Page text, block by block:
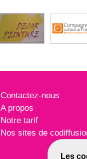
Les
Contactez-nous
A propos
Notre tarif
Nos sites de